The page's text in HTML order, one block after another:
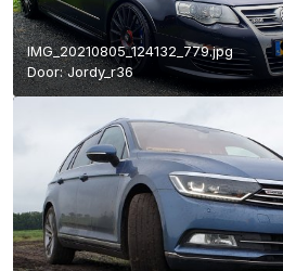
IMG_20210805_124132_779.jpg
Door:Jordy_r36